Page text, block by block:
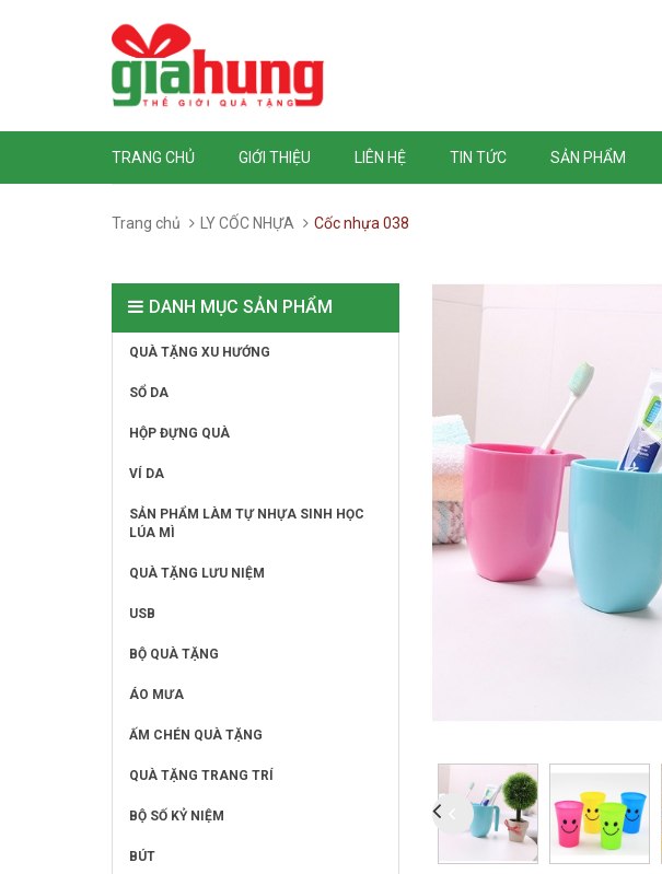
TRANG CHỦ GIỚI THIỆU LIÊN HỆ TIN TỨC SẢN PHẨM
Trang chủ LY CỐC NHỰA Cốc nhựa 038
DANH MỤC SẢN PHẨM
QUÀ TẶNG XU HƯỚNG
SỔ DA
HỘP ĐỰNG QUÀ
VÍ DA
SẢN PHẨM LÀM TỰ NHỰA SINH HỌC
LÚA MÌ
QUÀ TẶNG LƯU NIỆM
USB
BỘ QUÀ TẶNG
ÁO MƯA
ẤM CHÉN QUÀ TẶNG
QUÀ TẶNG TRANG TRÍ
BỘ SỐ KỶ NIỆM
BÚT